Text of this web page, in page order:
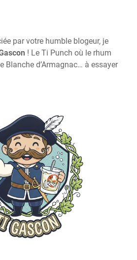
par votre humble blogeur, je
! Le Ti Punch où le rhum
Blanche d’Armagnac… à essayer